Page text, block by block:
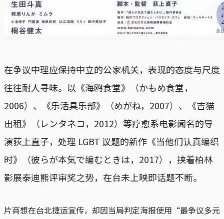
在争议中理应保持中立的公家机关，表现的态度与尺度
往往耐人寻味。以《海鸥食堂》（かもめ食堂，
2006）、《乐活具乐部》（めがね，2007）、《吉猫
出租》（レンタネコ，2012）等疗愈系电影闻名的导
演荻上直子，处理 LGBT 议题的新作《当他们认真编织
时》（彼らが本気で编むときは，2017），挟着柏林
影展泰迪熊评审奖之势，在台未上映即话题不断。
片商想在台北捷运宣传，却因当局判定海报使用“最争议多元